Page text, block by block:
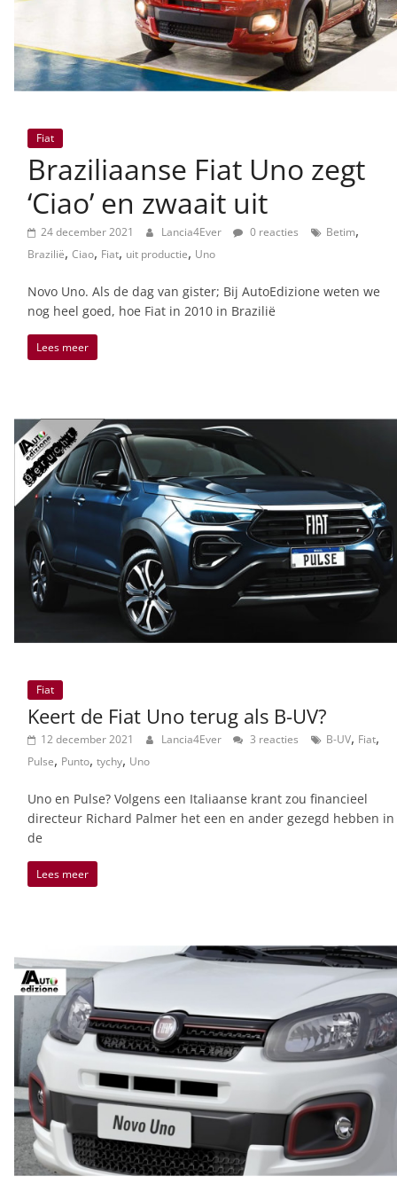
Fiat
Braziliaanse Fiat Uno zegt
‘Ciao’ en zwaait uit
24 december 2021 Lancia4Ever 0 reacties Betim,
Brazilië, Ciao, Fiat, uit productie, Uno
Novo Uno. Als de dag van gister; Bij AutoEdizione weten we
nog heel goed, hoe Fiat in 2010 in Brazilië
Lees meer
Fiat
Keert de Fiat Uno terug als B-UV?
12 december 2021 Lancia4Ever 3 reacties B-UV, Fiat,
Pulse, Punto, tychy, Uno
Uno en Pulse? Volgens een Italiaanse krant zou financieel
directeur Richard Palmer het een en ander gezegd hebben in
de
Lees meer